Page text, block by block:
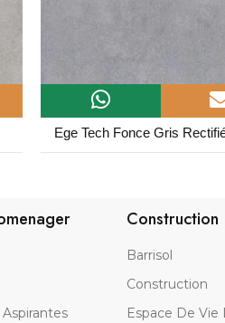
Absolute Sable Beige
Construction
Barrisol
Construction
Espace De Vie